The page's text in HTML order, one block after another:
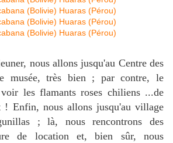
nous allons jusqu'au Centre des
musée, très bien ; par contre, le
les flamants roses chiliens ...de
! Enfin, nous allons jusqu'au village
; là, nous rencontrons des
de location et, bien sûr, nous